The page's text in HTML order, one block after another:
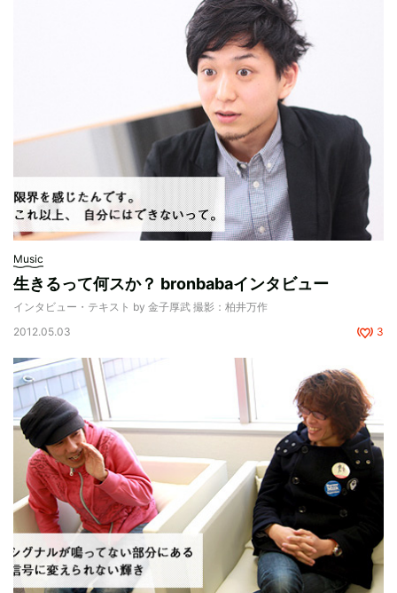
Music
生きるって何スか？ bronbabaインタビュー
インタビュー・テキスト by 金子厚武 撮影：柏井万作
2012.05.03
3